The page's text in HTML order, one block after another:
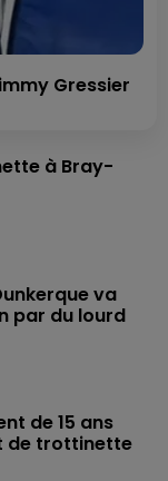
Gressier
à Bray-
va
par du lourd
de 15 ans
de trottinette